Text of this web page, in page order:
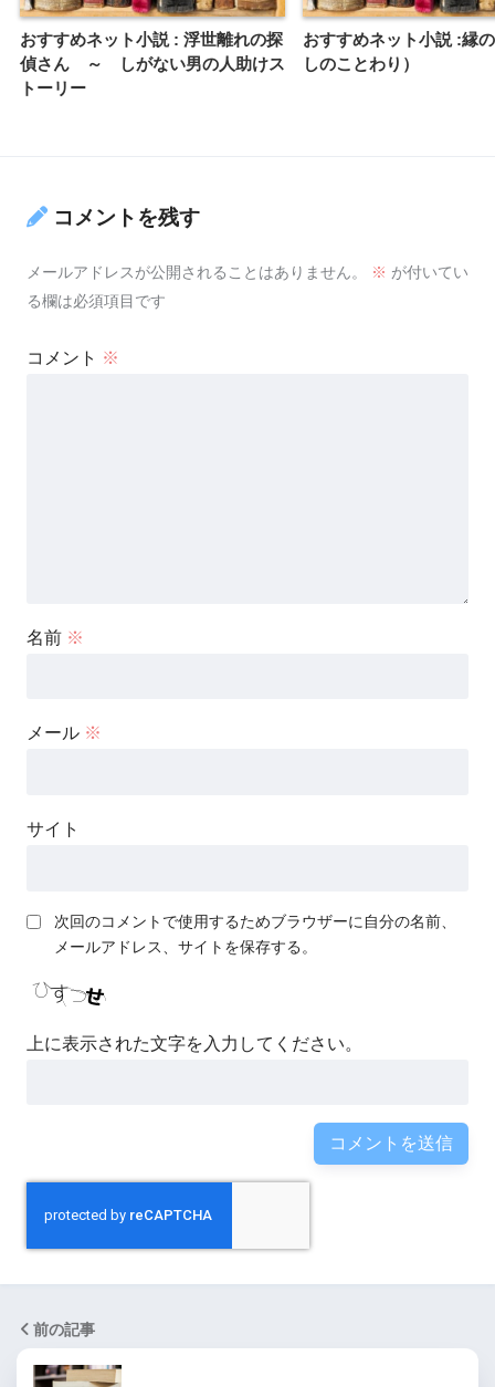
おすすめネット小説 : 浮世離れの探
偵さん ～ しがない男の人助けス
トーリー
おすすめネット小説 :縁
しのことわり）
コメントを残す
メールアドレスが公開されることはありません。 ※ が付いてい
る欄は必須項目です
コメント ※
名前 ※
メール ※
サイト
次回のコメントで使用するためブラウザーに自分の名前、
メールアドレス、サイトを保存する。
上に表示された文字を入力してください。
前の記事